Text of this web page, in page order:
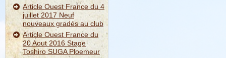
Article Ouest France du 4
juillet 2017 Neuf
nouveaux gradés au club
Article Ouest France du
20 Aout 2016 Stage
Toshiro SUGA Ploemeur